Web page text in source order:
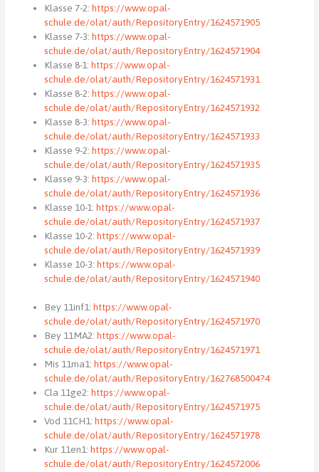
Klasse 7-2:https://www.opal-
schule.de/olat/auth/RepositoryEntry/1624571905
Klasse 7-3:https://www.opal-
schule.de/olat/auth/RepositoryEntry/1624571904
Klasse 8-1:https://www.opal-
schule.de/olat/auth/RepositoryEntry/1624571931
Klasse 8-2:https://www.opal-
schule.de/olat/auth/RepositoryEntry/1624571932
Klasse 8-3:https://www.opal-
schule.de/olat/auth/RepositoryEntry/1624571933
Klasse 9-2:https://www.opal-
schule.de/olat/auth/RepositoryEntry/1624571935
Klasse 9-3:https://www.opal-
schule.de/olat/auth/RepositoryEntry/1624571936
Klasse 10-1:https://www.opal-
schule.de/olat/auth/RepositoryEntry/1624571937
Klasse 10-2:https://www.opal-
schule.de/olat/auth/RepositoryEntry/1624571939
Klasse 10-3:https://www.opal-
schule.de/olat/auth/RepositoryEntry/1624571940
Bey 11inf1:https://www.opal-
schule.de/olat/auth/RepositoryEntry/1624571970
Bey 11MA2:https://www.opal-
schule.de/olat/auth/RepositoryEntry/1624571971
Mis 11ma1:https://www.opal-
schule.de/olat/auth/RepositoryEntry/1627685004?4
Cla 11ge2:https://www.opal-
schule.de/olat/auth/RepositoryEntry/1624571975
Vod 11CH1:https://www.opal-
schule.de/olat/auth/RepositoryEntry/1624571978
Kur 11en1:https://www.opal-
schule.de/olat/auth/RepositoryEntry/1624572006